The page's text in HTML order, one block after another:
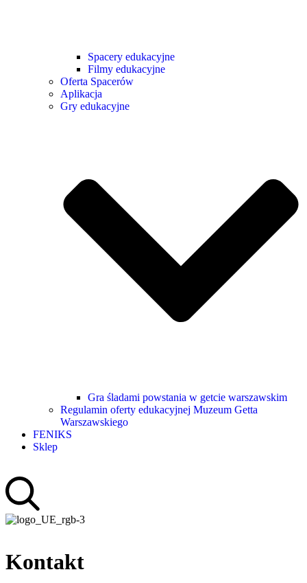
Spacery edukacyjne
Filmy edukacyjne
Oferta Spacerów
Aplikacja
Gry edukacyjne
Gra śladami powstania w getcie warszawskim
Regulamin oferty edukacyjnej Muzeum Getta
Warszawskiego
FENIKS
Sklep
Kontakt